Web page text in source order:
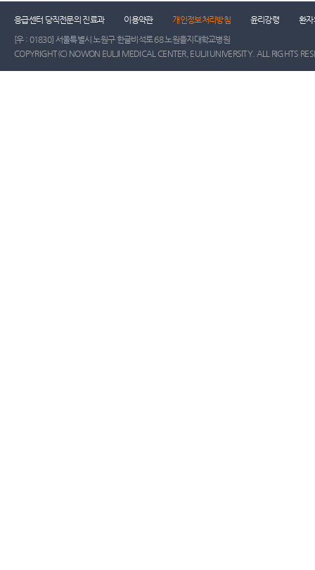
응급센터 당직전문의 진료과 이용약관 개인정보처리방침 윤리강령
환자
[우 : 01830] 서울특별시 노원구 한글비석로 68 노원을지대학교병원
COPYRIGHT(C) NOWON EULJI MEDICAL CENTER, EULJI UNIVERSITY. ALL RIGHTS